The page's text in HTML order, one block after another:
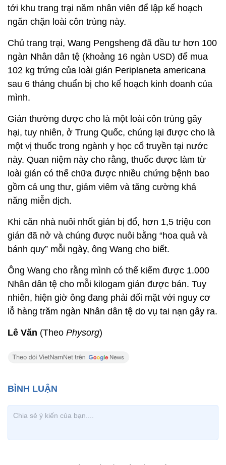
tới khu trang trại năm nhân viên để lập kế hoạch
ngăn chặn loài côn trùng này.
Chủ trang trại, Wang Pengsheng đã đầu tư hơn 100
ngàn Nhân dân tệ (khoảng 16 ngàn USD) để mua
102 kg trứng của loài gián Periplaneta americana
sau 6 tháng chuẩn bị cho kế hoạch kinh doanh của
mình.
Gián thường được cho là một loài côn trùng gây
hại, tuy nhiên, ở Trung Quốc, chúng lại được cho là
một vị thuốc trong ngành y học cổ truyền tại nước
này. Quan niệm này cho rằng, thuốc được làm từ
loài gián có thể chữa được nhiều chứng bệnh bao
gồm cả ung thư, giảm viêm và tăng cường khả
năng miễn dịch.
Khi căn nhà nuôi nhốt gián bị đổ, hơn 1,5 triệu con
gián đã nở và chúng được nuôi bằng “hoa quả và
bánh quy” mỗi ngày, ông Wang cho biết.
Ông Wang cho rằng mình có thể kiếm được 1.000
Nhân dân tệ cho mỗi kilogam gián được bán. Tuy
nhiên, hiện giờ ông đang phải đối mặt với nguy cơ
lỗ hàng trăm ngàn Nhân dân tệ do vụ tai nạn gây ra.
Lê Văn (Theo Physorg)